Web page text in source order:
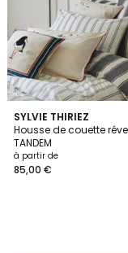
SYLVIE THIRIEZ
Housse de couette
TANDEM
à partir de
85,00 €